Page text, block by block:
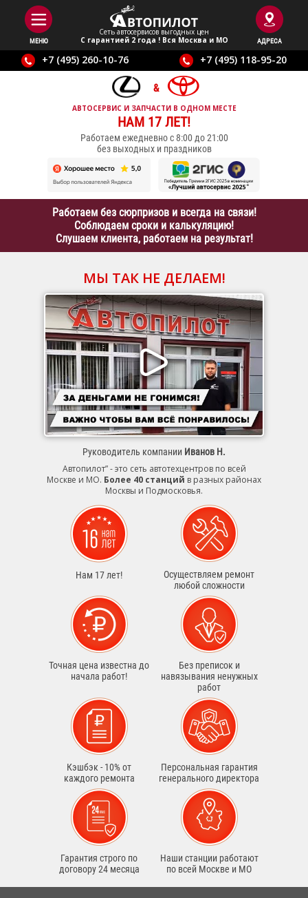
МЕНЮ
Сеть автосервисов выгодныx цен
С гарантией 2 года ! Вся Москва и МО
АДРЕСА
+7 (495) 260-10-76 +7 (495) 118-95-20
АВТОСЕРВИС И ЗАПЧАСТИ В ОДНОМ МЕСТЕ
НАМ 17 ЛЕТ!
Работаем ежедневно с 8:00 до 21:00
без выходных и праздников
Работаем без сюрпризов и всегда на связи!
Соблюдаем сроки и калькуляцию!
Слушаем клиента, работаем на результат!
МЫ ТАК НЕ ДЕЛАЕМ!
Руководитель компании Иванов Н.
Автопилот” - это сеть автотехцентров по всей
Москве и МО. Более 40 станций в разных районах
Москвы и Подмосковья.
Нам 17 лет!
Осуществляем ремонт
любой сложности
Точная цена известна до
начала работ!
Без преписок и
навязывания ненужных
работ
Кэшбэк - 10% от
каждого ремонта
Персональная гарантия
генерального директора
Гарантия строго по
договору 24 месяца
Наши станции работают
по всей Москве и МО